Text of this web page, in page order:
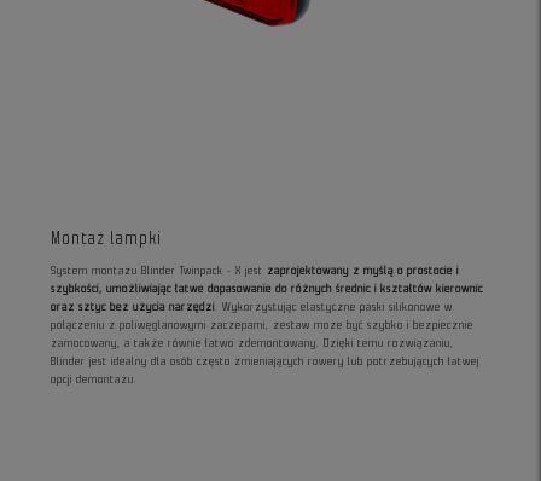
Montaż lampki
System montażu Blinder Twinpack - X jest zaprojektowany z myślą o prostocie i
szybkości, umożliwiając łatwe dopasowanie do różnych średnic i kształtów kierownic
oraz sztyc bez użycia narzędzi. Wykorzystując elastyczne paski silikonowe w
połączeniu z poliwęglanowymi zaczepami, zestaw może być szybko i bezpiecznie
zamocowany, a także równie łatwo zdemontowany. Dzięki temu rozwiązaniu,
Blinder jest idealny dla osób często zmieniających rowery lub potrzebujących łatwej
opcji demontażu.